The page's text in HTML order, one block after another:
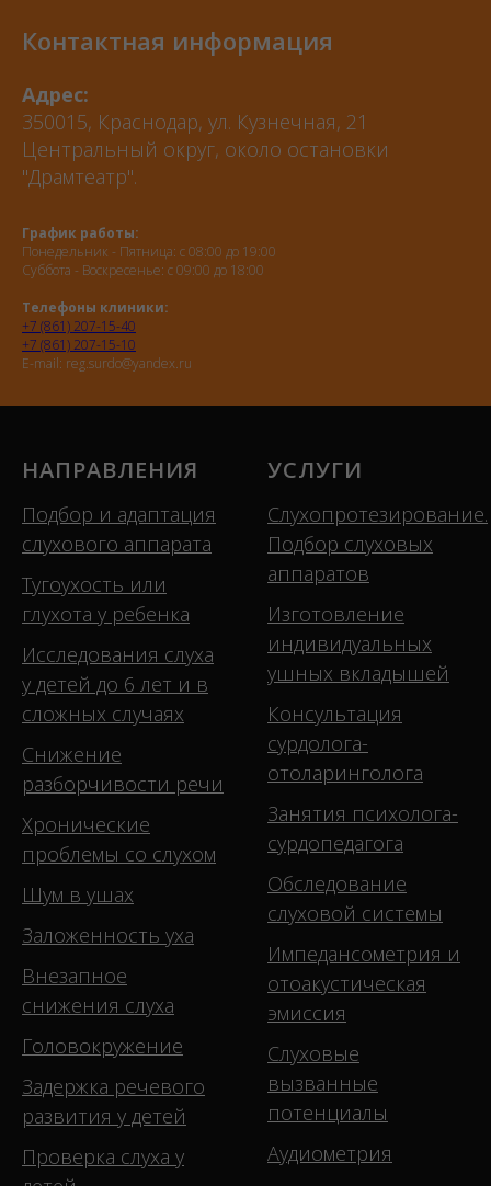
Контактная информация
Адрес:
350015, Краснодар, ул. Кузнечная, 21
Центральный округ, около остановки
"Драмтеатр".
График работы:
Понедельник - Пятница: с 08:00 до 19:00
Суббота - Воскресенье: с 09:00 до 18:00
Телефоны клиники:
+7 (861) 207-15-40
+7 (861) 207-15-10
E-mail: reg.surdo@yandex.ru
НАПРАВЛЕНИЯ
Подбор и адаптация
слухового аппарата
Тугоухость или
глухота у ребенка
Исследования слуха
у детей до 6 лет и в
сложных случаях
Снижение
разборчивости речи
Хронические
проблемы со слухом
Шум в ушах
Заложенность уха
Внезапное
снижения слуха
Головокружение
Задержка речевого
развития у детей
Проверка слуха у
УСЛУГИ
Слухопротезирование.
Подбор слуховых
аппаратов
Изготовление
индивидуальных
ушных вкладышей
Консультация
сурдолога-
отоларинголога
Занятия психолога-
сурдопедагога
Обследование
слуховой системы
Импедансометрия и
отоакустическая
эмиссия
Слуховые
вызванные
потенциалы
Аудиометрия